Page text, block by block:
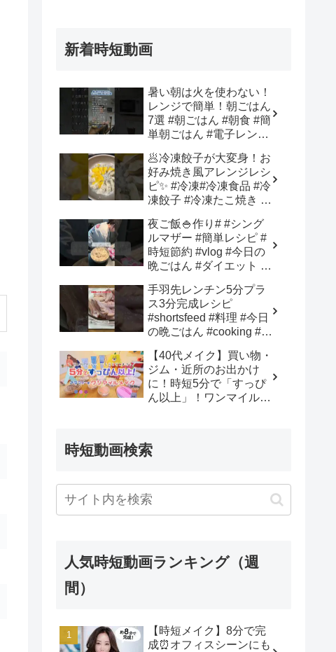
新着時短動画
暑い朝は火を使わない！
レンジで簡単！朝ごはん
7選 #朝ごはん #朝食 #簡
単朝ごはん #電子レンジ
恵の灯り
🥟冷凍餃子が大変身！お
好み焼き風アレンジレシ
ピ✨ #冷凍#冷凍食品 #冷
凍餃子 #冷凍たこ焼き #
Gospel
夜ご飯🍚作り# #シング
ルマザー #簡単レシピ #
時短節約 #vlog #今日の
晩ごはん #ダイエット #
anoma
手羽先レンチン5分プラ
ス3分完成レシピ
#shortsfeed #料理 #今日
の晩ごはん #cooking #時
うちごはん #料理動画 –
おんじクッキングOnji
cooking
【40代メイク】買い物・
ジム・近所のお出かけ
に！時短5分で「すっぴ
ん以上」！ワンマイルメ
時短動画検索
人気時短動画ランキング（週
間）
【時短メイク】8分で完
成⏰オフィスシーンにも